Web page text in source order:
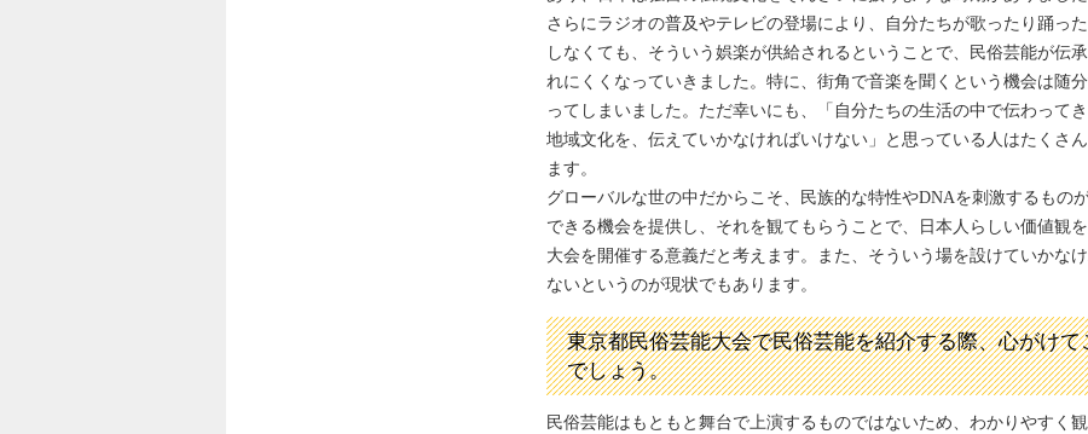
さらにラジオの普及やテレビの登場により、自分たちが歌ったり踊った
しなくても、そういう娯楽が供給されるということで、民俗芸能が伝承
れにくくなっていきました。特に、街角で音楽を聞くという機会は随
ってしまいました。ただ幸いにも、「自分たちの生活の中で伝わって
地域文化を、伝えていかなければいけない」と思っている人はたくさ
ます。
グローバルな世の中だからこそ、民族的な特性やDNAを刺激するもの
できる機会を提供し、それを観てもらうことで、日本人らしい価値観
大会を開催する意義だと考えます。また、そういう場を設けていかな
ないというのが現状でもあります。
東京都民俗芸能大会で民俗芸能を紹介する際、心がけ
でしょう。
民俗芸能はもともと舞台で上演するものではないため、わかりやすく